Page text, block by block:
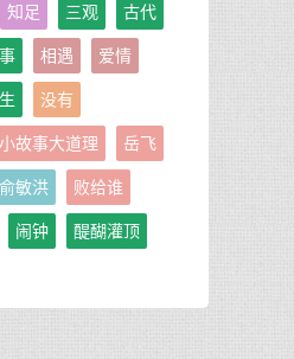
知足 三观 古代
相遇 爱情
没有
小故事大道理 岳飞
俞敏洪 败给谁
闹钟 醍醐灌顶